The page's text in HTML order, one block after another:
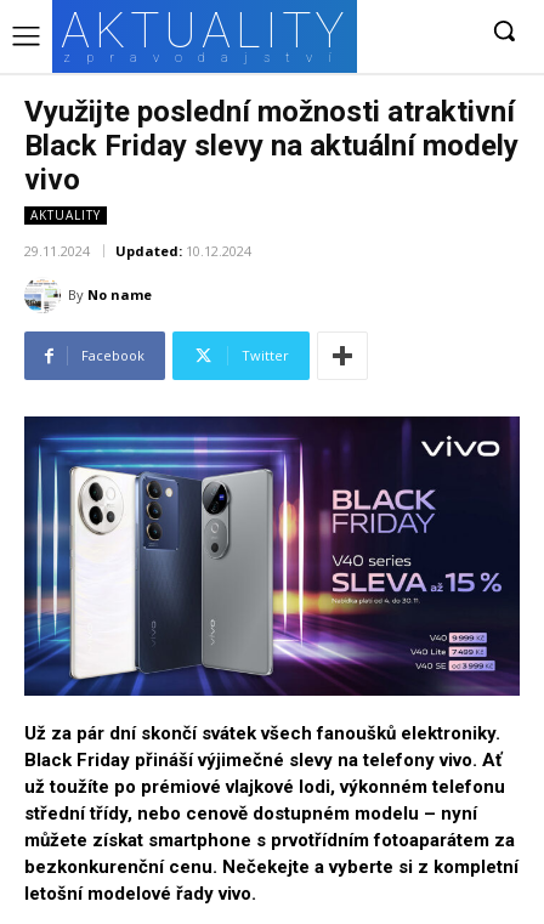
AKTUALITY
zpravodajství
Využijte poslední možnosti atraktivní
Black Friday slevy na aktuální modely
vivo
AKTUALITY
29.11.2024 Updated: 10.12.2024
By No name
Facebook Twitter
Už za pár dní skončí svátek všech fanoušků elektroniky.
Black Friday přináší výjimečné slevy na telefony vivo. Ať
už toužíte po prémiové vlajkové lodi, výkonném telefonu
střední třídy, nebo cenově dostupném modelu – nyní
můžete získat smartphone s prvotřídním fotoaparátem za
bezkonkurenční cenu. Nečekejte a vyberte si z kompletní
letošní modelové řady vivo.